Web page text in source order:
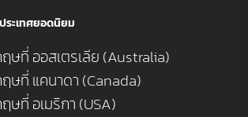
ระเทศยอดนิยม
ษที่ ออสเตรเลีย (Australia)
ษที่ แคนาดา (Canada)
ษที่ อเมริกา (USA)